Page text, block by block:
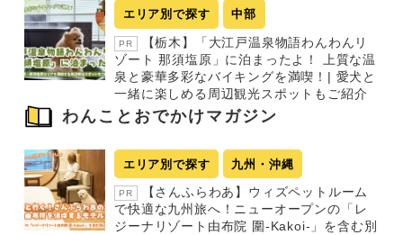
エリア別で探す 中部
PR
【栃木】「大江戸温泉物語わんわんリ
ゾート 那須塩原」に泊まったよ！ 上質な温
泉と豪華多彩なバイキングを満喫！| 愛犬と
一緒に楽しめる周辺観光スポットもご紹介
わんことおでかけマガジン
エリア別で探す 九州・沖縄
PR
【さんふらわあ】ウィズペットルーム
で快適な九州旅へ！ニューオープンの「レ
ジーナリゾート由布院 圍-Kakoi-」を含む別